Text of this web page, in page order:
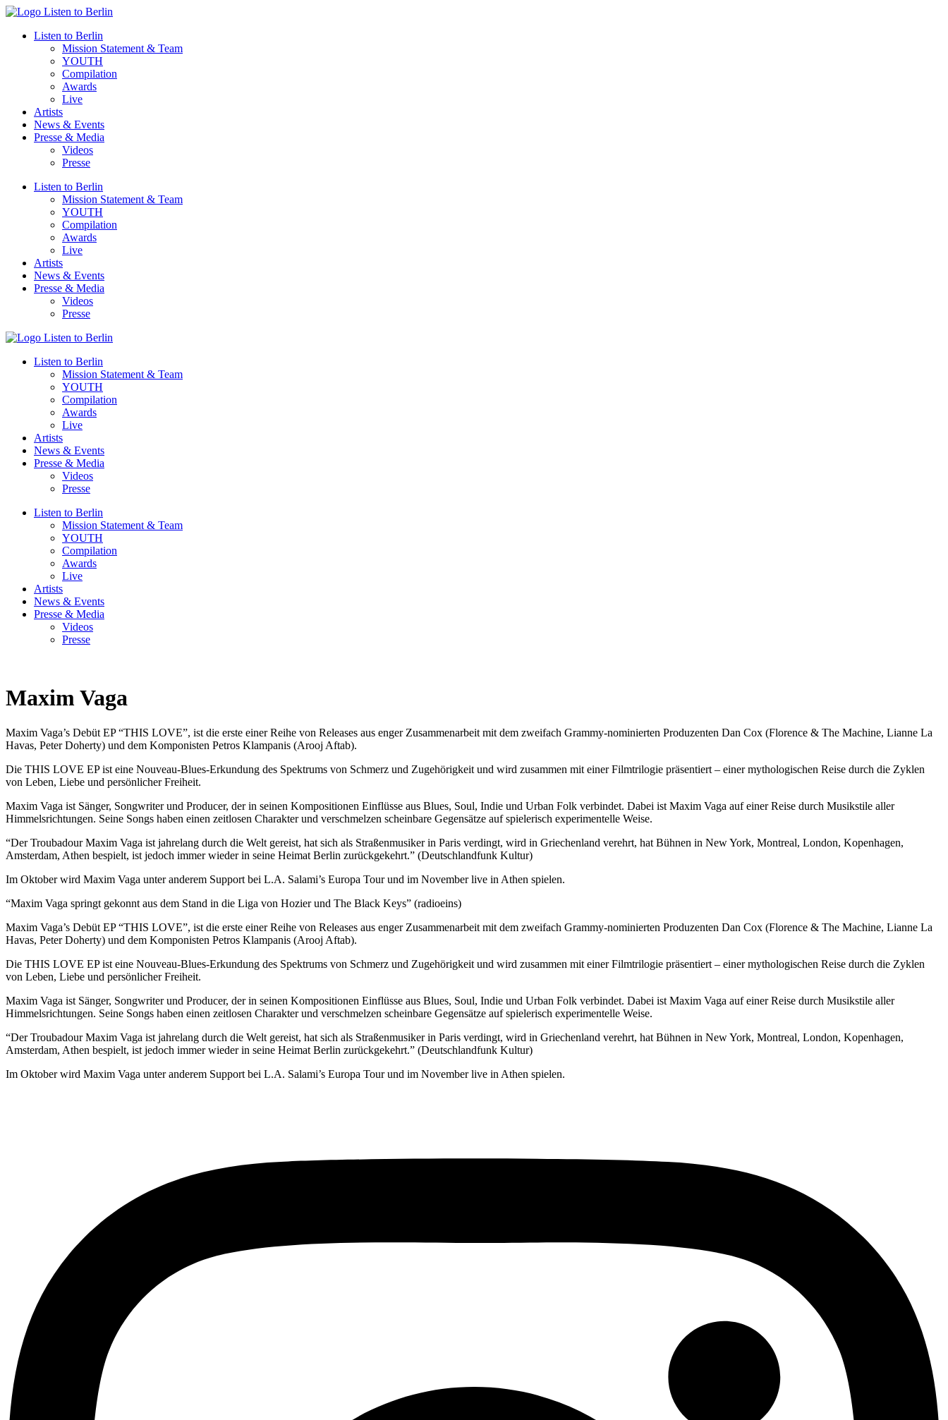
Zum
wechselnListen to Berlin
Mission Statement & Team
YOUTH
Compilation
Awards
Live
Artists
News & Events
Presse & Media
Videos
Presse
Listen to Berlin
Mission Statement & Team
YOUTH
Compilation
Awards
Live
Artists
News & Events
Presse & Media
Videos
Presse
Listen to Berlin
Mission Statement & Team
YOUTH
Compilation
Awards
Live
Artists
News & Events
Presse & Media
Videos
Presse
Listen to Berlin
Mission Statement & Team
YOUTH
Compilation
Awards
Live
Artists
News & Events
Presse & Media
Videos
Presse
Maxim Vaga
Maxim Vaga’s Debüt EP “THIS LOVE”, ist die erste einer Reihe von Releases aus enger Zusammenarbeit mit dem zweifach Grammy-nominierten Produzenten Dan Cox (Florence & The Machine, Lianne La
Havas, Peter Doherty) und dem Komponisten Petros Klampanis (Arooj Aftab).
Die THIS LOVE EP ist eine Nouveau-Blues-Erkundung des Spektrums von Schmerz und Zugehörigkeit und wird zusammen mit einer Filmtrilogie präsentiert – einer mythologischen Reise durch die Zyklen
von Leben, Liebe und persönlicher Freiheit.
Maxim Vaga ist Sänger, Songwriter und Producer, der in seinen Kompositionen Einflüsse aus Blues, Soul, Indie und Urban Folk verbindet. Dabei ist Maxim Vaga auf einer Reise durch Musikstile aller
Himmelsrichtungen. Seine Songs haben einen zeitlosen Charakter und verschmelzen scheinbare Gegensätze auf spielerisch experimentelle Weise.
“Der Troubadour Maxim Vaga ist jahrelang durch die Welt gereist, hat sich als Straßenmusiker in Paris verdingt, wird in Griechenland verehrt, hat Bühnen in New York, Montreal, London, Kopenhagen,
Amsterdam, Athen bespielt, ist jedoch immer wieder in seine Heimat Berlin zurückgekehrt.” (Deutschlandfunk Kultur)
Im Oktober wird Maxim Vaga unter anderem Support bei L.A. Salami’s Europa Tour und im November live in Athen spielen.
“Maxim Vaga springt gekonnt aus dem Stand in die Liga von Hozier und The Black Keys” (radioeins)
Maxim Vaga’s Debüt EP “THIS LOVE”, ist die erste einer Reihe von Releases aus enger Zusammenarbeit mit dem zweifach Grammy-nominierten Produzenten Dan Cox (Florence & The Machine, Lianne La
Havas, Peter Doherty) und dem Komponisten Petros Klampanis (Arooj Aftab).
Die THIS LOVE EP ist eine Nouveau-Blues-Erkundung des Spektrums von Schmerz und Zugehörigkeit und wird zusammen mit einer Filmtrilogie präsentiert – einer mythologischen Reise durch die Zyklen
von Leben, Liebe und persönlicher Freiheit.
Maxim Vaga ist Sänger, Songwriter und Producer, der in seinen Kompositionen Einflüsse aus Blues, Soul, Indie und Urban Folk verbindet. Dabei ist Maxim Vaga auf einer Reise durch Musikstile aller
Himmelsrichtungen. Seine Songs haben einen zeitlosen Charakter und verschmelzen scheinbare Gegensätze auf spielerisch experimentelle Weise.
“Der Troubadour Maxim Vaga ist jahrelang durch die Welt gereist, hat sich als Straßenmusiker in Paris verdingt, wird in Griechenland verehrt, hat Bühnen in New York, Montreal, London, Kopenhagen,
Amsterdam, Athen bespielt, ist jedoch immer wieder in seine Heimat Berlin zurückgekehrt.” (Deutschlandfunk Kultur)
Im Oktober wird Maxim Vaga unter anderem Support bei L.A. Salami’s Europa Tour und im November live in Athen spielen.